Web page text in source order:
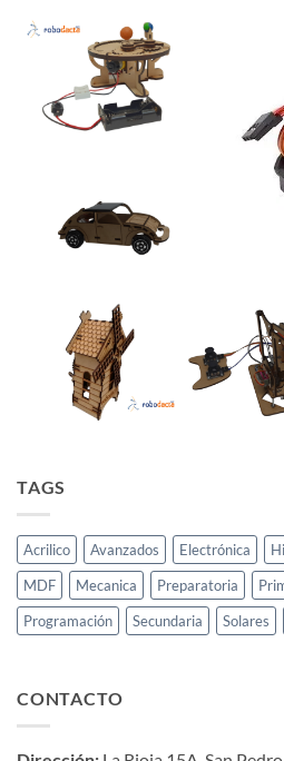
TAGS
Acrilico Avanzados Electrónica
MDF
Mecanica Preparatoria
Programación
Secundaria Solares
CONTACTO